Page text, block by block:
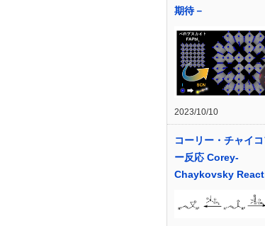
期待－
2023/10/10
コーリー・チャイ
ー反応 Corey-
Chaykovsky